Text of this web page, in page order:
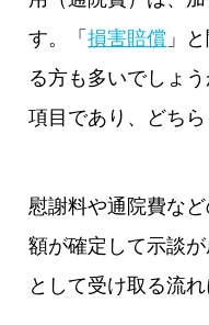
す。「損害賠償 」
る方も多いでしょ
項目であり、どちら
慰謝料や通院費な
額が確定して示談
として受け取る流れ